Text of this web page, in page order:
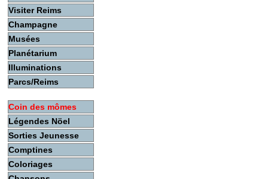
Visiter Reims
Champagne
Musées
Planétarium
Illuminations
Parcs/Reims
Coin des mômes
Légendes Nöel
Sorties Jeunesse
Comptines
Coloriages